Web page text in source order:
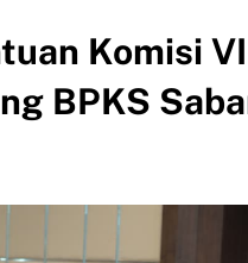
Komisi VI
BPKS